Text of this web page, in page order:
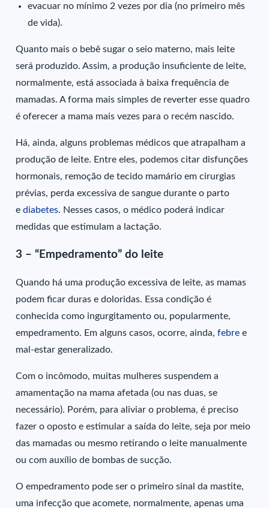
evacuar no mínimo 2 vezes por dia (no primeiro mês
de vida).
Quanto mais o bebê sugar o seio materno, mais leite
será produzido. Assim, a produção insuficiente de leite,
normalmente, está associada à baixa frequência de
mamadas. A forma mais simples de reverter esse quadro
é oferecer a mama mais vezes para o recém nascido.
Há, ainda, alguns problemas médicos que atrapalham a
produção de leite. Entre eles, podemos citar disfunções
hormonais, remoção de tecido mamário em cirurgias
prévias, perda excessiva de sangue durante o parto
ediabetes. Nesses casos, o médico poderá indicar
medidas que estimulam a lactação.
3 – “Empedramento” do leite
Quando há uma produção excessiva de leite, as mamas
podem ficar duras e doloridas. Essa condição é
conhecida como ingurgitamento ou, popularmente,
empedramento. Em alguns casos, ocorre, ainda,febre e
mal-estar generalizado.
Com o incômodo, muitas mulheres suspendem a
amamentação na mama afetada (ou nas duas, se
necessário). Porém, para aliviar o problema, é preciso
fazer o oposto e estimular a saída do leite, seja por meio
das mamadas ou mesmo retirando o leite manualmente
ou com auxílio de bombas de sucção.
O empedramento pode ser o primeiro sinal da mastite,
uma infecção que acomete, normalmente, apenas uma